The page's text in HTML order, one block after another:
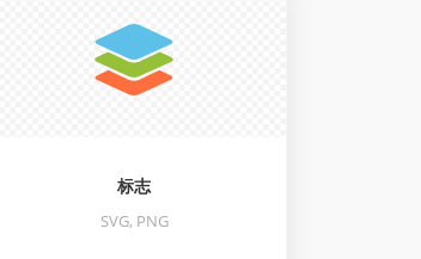
标志
SVG, PNG